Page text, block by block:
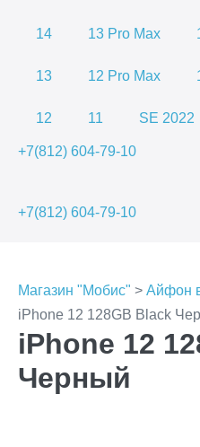
14 13 Pro Max
13 12 Pro Max
12 11 SE 2022
+7(812) 604-79-10
+7(812) 604-79-10
Магазин "Мобис" > Айфон
iPhone 12 128GB Black
iPhone 12
Черный